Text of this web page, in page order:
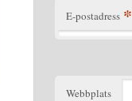
E-postadress *
Webbplats